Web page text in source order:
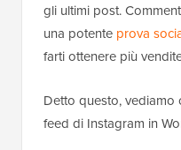
gli ultimi post.
una potente prova
farti ottenere più
Detto questo,
feed di Instagram in